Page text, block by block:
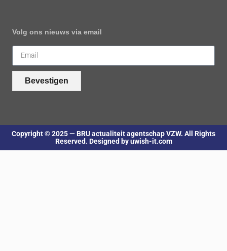
Volg ons nieuws via email
Bevestigen
Copyright © 2025 — BRU actualiteit agentschap VZW. All Rights
Reserved. Designed by uwish-it.com